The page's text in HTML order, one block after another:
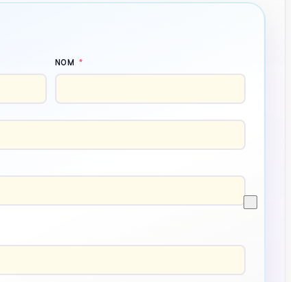
NOM *